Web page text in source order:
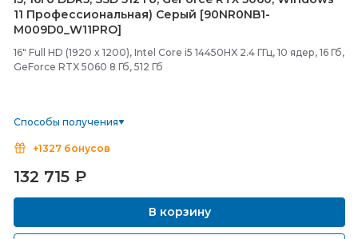
11 Профессиональная) Серый [90NR0NB1-
M009D0_W11PRO]
16" Full HD (1920 x 1200), Intel Core i5 14450HX 2.4 ГГц, 10 ядер, 16 Гб,
GeForce RTX 5060 8 Гб, 512 Гб
Способы получения
+1327 бонусов
132 715 ₽
В корзину